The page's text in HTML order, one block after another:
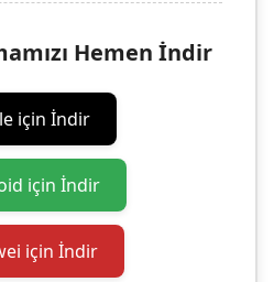
Hemen İndir
için İndir
için İndir
için İndir